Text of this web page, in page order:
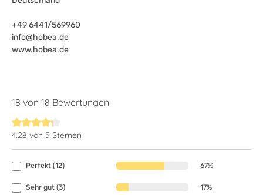
+49 6441/569960
info@hobea.de
www.hobea.de
18 von 18 Bewertungen
Durchschnittliche Bewertung von 4.2 von 5 Sternen
4.28 von 5 Sternen
Perfekt (12) 67%
Sehr gut (3) 17%